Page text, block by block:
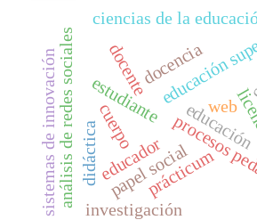
procesos
estudiante
educador
didáctica prácticum
educación
análisis de redes sociales
sistemas de innovación docentedocencia
papel social
educación
investigación
ciencias de la
cuerpo web